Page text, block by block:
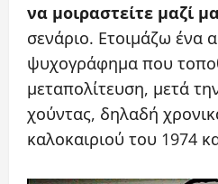
να μοιραστείτε μαζί
σενάριο. Ετοιμάζω ένα
ψυχογράφημα που
μεταπολίτευση, μετά
χούντας, δηλαδή
καλοκαιριού του 1974